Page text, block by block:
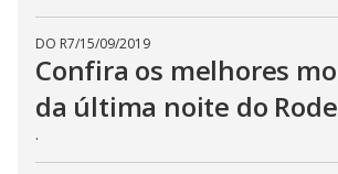
DO R7/15/09/2019
Confira os melhores
da última noite do
.